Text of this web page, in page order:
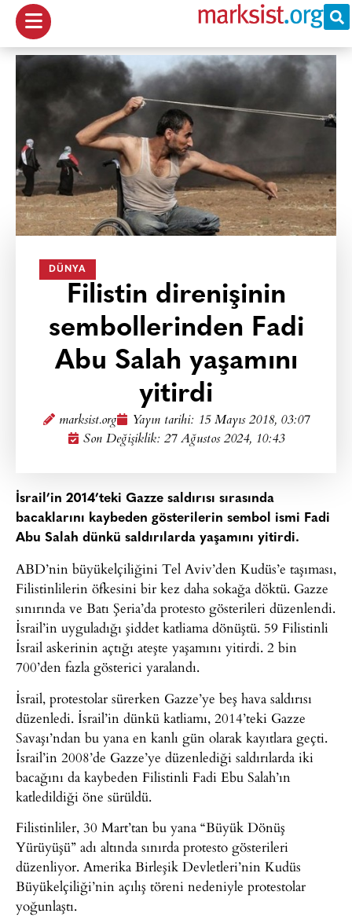
DÜNYA
Filistin direnişinin
sembollerinden Fadi
Abu Salah yaşamını
yitirdi
marksist.org Yayın tarihi: 15 Mayıs 2018, 03:07
Son Değişiklik: 27 Ağustos 2024, 10:43
İsrail’in 2014’teki Gazze saldırısı sırasında
bacaklarını kaybeden gösterilerin sembol ismi Fadi
Abu Salah dünkü saldırılarda yaşamını yitirdi.
ABD’nin büyükelçiliğini Tel Aviv’den Kudüs’e taşıması,
Filistinlilerin öfkesini bir kez daha sokağa döktü. Gazze
sınırında ve Batı Şeria’da protesto gösterileri düzenlendi.
İsrail’in uyguladığı şiddet katliama dönüştü. 59 Filistinli
İsrail askerinin açtığı ateşte yaşamını yitirdi. 2 bin
700’den fazla gösterici yaralandı.
İsrail, protestolar sürerken Gazze’ye beş hava saldırısı
düzenledi. İsrail’in dünkü katliamı, 2014’teki Gazze
Savaşı’ndan bu yana en kanlı gün olarak kayıtlara geçti.
İsrail’in 2008’de Gazze’ye düzenlediği saldırılarda iki
bacağını da kaybeden Filistinli Fadi Ebu Salah’ın
katledildiği öne sürüldü.
Filistinliler, 30 Mart’tan bu yana “Büyük Dönüş
Yürüyüşü” adı altında sınırda protesto gösterileri
düzenliyor. Amerika Birleşik Devletleri’nin Kudüs
Büyükelçiliği’nin açılış töreni nedeniyle protestolar
yoğunlaştı.